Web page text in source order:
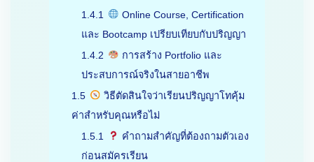
1.4.1
Online Course, Certification
และ Bootcamp เปรียบเทียบกับปริญญา
1.4.2
การสร้าง Portfolio และ
ประสบการณ์จริงในสายอาชีพ
1.5
วิธีตัดสินใจว่าเรียนปริญญาโทคุ้ม
ค่าสำหรับคุณหรือไม่
1.5.1
คำถามสำคัญที่ต้องถามตัวเอง
ก่อนสมัครเรียน